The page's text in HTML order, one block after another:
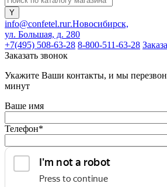
info@confetel.ruг.Новосибирск,
ул. Большая, д. 280
+7(495) 508-63-28 8-800-511-63-28
Заказать звонок
Укажите Ваши контакты, и мы
минут
Ваше имя
Телефон*